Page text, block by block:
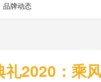
品牌动态
2020：乘